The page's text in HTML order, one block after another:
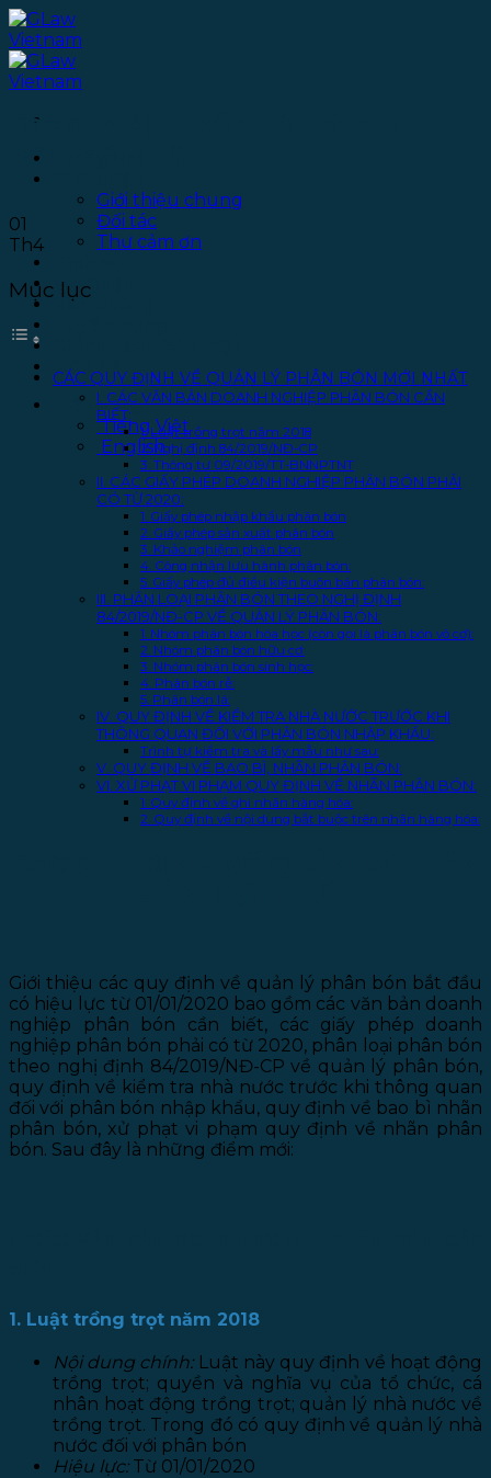
Bỏ
qua
nội
dung
Giới thiệu chung
Đối tác
Thư cảm ơn
Thư viện
Văn phòng
Liên hệ
Tiếng Việt
Tiếng Việt
English
Các quy định về quản lý phân
bón mới nhất
01
Th4
Mục lục
CÁC QUY ĐỊNH VỀ QUẢN LÝ PHÂN BÓN MỚI NHẤT
I. CÁC VĂN BẢN DOANH NGHIỆP PHÂN BÓN CẦN
BIẾT:
1. Luật trồng trọt năm 2018
2. Nghị định 84/2019/NĐ-CP
3. Thông tư 09/2019/TT-BNNPTNT
II. CÁC GIẤY PHÉP DOANH NGHIỆP PHÂN BÓN PHẢI
CÓ TỪ 2020:
1. Giấy phép nhập khẩu phân bón
2. Giấy phép sản xuất phân bón
3. Khảo nghiệm phân bón
4. Công nhận lưu hành phân bón:
5. Giấy phép đủ điều kiện buôn bán phân bón:
III. PHÂN LOẠI PHÂN BÓN THEO NGHỊ ĐỊNH
84/2019/NĐ-CP VỀ QUẢN LÝ PHÂN BÓN:
1. Nhóm phân bón hóa học (còn gọi là phân bón vô cơ):
2. Nhóm phân bón hữu cơ:
3. Nhóm phân bón sinh học:
4. Phân bón rễ:
5. Phân bón lá:
IV. QUY ĐỊNH VỀ KIỂM TRA NHÀ NƯỚC TRƯỚC KHI
THÔNG QUAN ĐỐI VỚI PHÂN BÓN NHẬP KHẨU:
Trình tự kiểm tra và lấy mẫu như sau:
V. QUY ĐỊNH VỀ BAO BÌ, NHÃN PHÂN BÓN:
VI. XỬ PHẠT VI PHẠM QUY ĐỊNH VỀ NHÃN PHÂN BÓN:
1. Quy định về ghi nhãn hàng hóa:
2. Quy định về nội dung bắt buộc trên nhãn hàng hóa:
Giới thiệu các quy định về quản lý phân bón bắt đầu
có hiệu lực từ 01/01/2020 bao gồm các văn bản doanh
nghiệp phân bón cần biết, các giấy phép doanh
nghiệp phân bón phải có từ 2020, phân loại phân bón
theo nghị định 84/2019/NĐ-CP về quản lý phân bón,
quy định về kiểm tra nhà nước trước khi thông quan
đối với phân bón nhập khẩu, quy định về bao bì nhãn
phân bón, xử phạt vi phạm quy định về nhãn phân
bón. Sau đây là những điểm mới:
1. Luật trồng trọt năm 2018
Nội dung chính:Luật này quy định về hoạt động
trồng trọt; quyền và nghĩa vụ của tổ chức, cá
nhân hoạt động trồng trọt; quản lý nhà nước về
trồng trọt. Trong đó có quy định về quản lý nhà
nước đối với phân bón
Hiệu lực:Từ 01/01/2020